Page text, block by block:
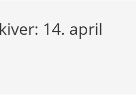
14. april